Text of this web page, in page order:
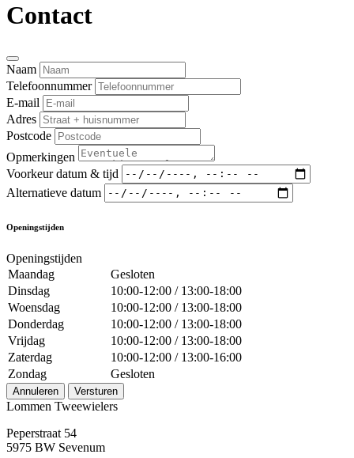
Contact
Naam
Telefoonnummer
E-mail
Adres
Postcode
Opmerkingen
Voorkeur datum & tijd
Alternatieve datum
Openingstijden
Openingstijden
Maandag
Gesloten
Dinsdag
10:00-12:00 / 13:00-18:00
Woensdag
10:00-12:00 / 13:00-18:00
Donderdag
10:00-12:00 / 13:00-18:00
Vrijdag
10:00-12:00 / 13:00-18:00
Zaterdag
10:00-12:00 / 13:00-16:00
Zondag
Gesloten
Annuleren Versturen
Lommen Tweewielers
Peperstraat 54
5975 BW Sevenum